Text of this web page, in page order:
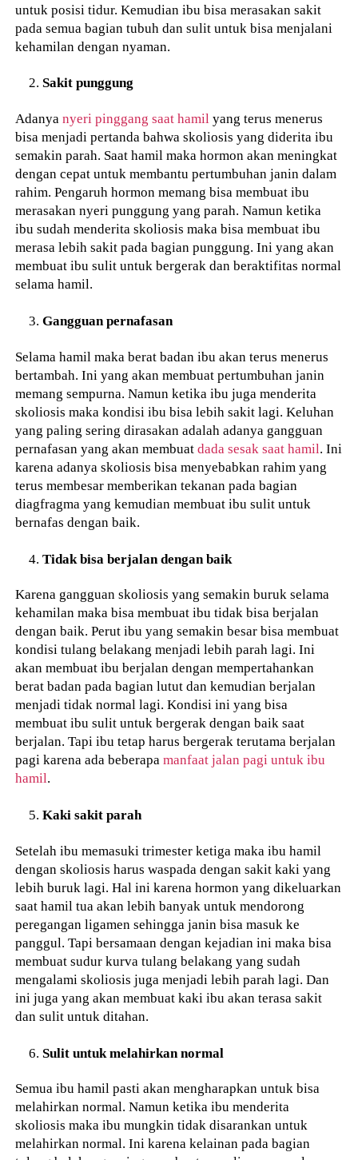
untuk posisi tidur. Kemudian ibu bisa merasakan sakit
pada semua bagian tubuh dan sulit untuk bisa menjalani
kehamilan dengan nyaman.
Sakit punggung
Adanyanyeri pinggang saat hamil yang terus menerus
bisa menjadi pertanda bahwa skoliosis yang diderita ibu
semakin parah. Saat hamil maka hormon akan meningkat
dengan cepat untuk membantu pertumbuhan janin dalam
rahim. Pengaruh hormon memang bisa membuat ibu
merasakan nyeri punggung yang parah. Namun ketika
ibu sudah menderita skoliosis maka bisa membuat ibu
merasa lebih sakit pada bagian punggung. Ini yang akan
membuat ibu sulit untuk bergerak dan beraktifitas normal
selama hamil.
Gangguan pernafasan
Selama hamil maka berat badan ibu akan terus menerus
bertambah. Ini yang akan membuat pertumbuhan janin
memang sempurna. Namun ketika ibu juga menderita
skoliosis maka kondisi ibu bisa lebih sakit lagi. Keluhan
yang paling sering dirasakan adalah adanya gangguan
pernafasan yang akan membuatdada sesak saat hamil. Ini
karena adanya skoliosis bisa menyebabkan rahim yang
terus membesar memberikan tekanan pada bagian
diagfragma yang kemudian membuat ibu sulit untuk
bernafas dengan baik.
Tidak bisa berjalan dengan baik
Karena gangguan skoliosis yang semakin buruk selama
kehamilan maka bisa membuat ibu tidak bisa berjalan
dengan baik. Perut ibu yang semakin besar bisa membuat
kondisi tulang belakang menjadi lebih parah lagi. Ini
akan membuat ibu berjalan dengan mempertahankan
berat badan pada bagian lutut dan kemudian berjalan
menjadi tidak normal lagi. Kondisi ini yang bisa
membuat ibu sulit untuk bergerak dengan baik saat
berjalan. Tapi ibu tetap harus bergerak terutama berjalan
pagi karena ada beberapamanfaat jalan pagi untuk ibu
hamil.
Kaki sakit parah
Setelah ibu memasuki trimester ketiga maka ibu hamil
dengan skoliosis harus waspada dengan sakit kaki yang
lebih buruk lagi. Hal ini karena hormon yang dikeluarkan
saat hamil tua akan lebih banyak untuk mendorong
peregangan ligamen sehingga janin bisa masuk ke
panggul. Tapi bersamaan dengan kejadian ini maka bisa
membuat sudur kurva tulang belakang yang sudah
mengalami skoliosis juga menjadi lebih parah lagi. Dan
ini juga yang akan membuat kaki ibu akan terasa sakit
dan sulit untuk ditahan.
Sulit untuk melahirkan normal
Semua ibu hamil pasti akan mengharapkan untuk bisa
melahirkan normal. Namun ketika ibu menderita
skoliosis maka ibu mungkin tidak disarankan untuk
melahirkan normal. Ini karena kelainan pada bagian